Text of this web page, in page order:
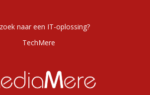
naar een IT-oplossing?
TechMere